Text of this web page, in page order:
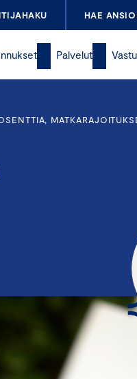
HAE
Palvelut